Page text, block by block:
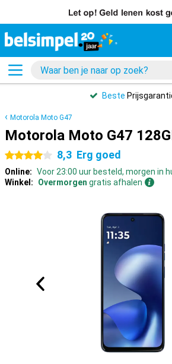
Beste
Motorola Moto G47
Motorola Moto G47
4 sterren 8,3 Erg goed
Online: Voor 23:00 uur besteld, morgen in
Winkel:
Overmorgen gratis afhalen